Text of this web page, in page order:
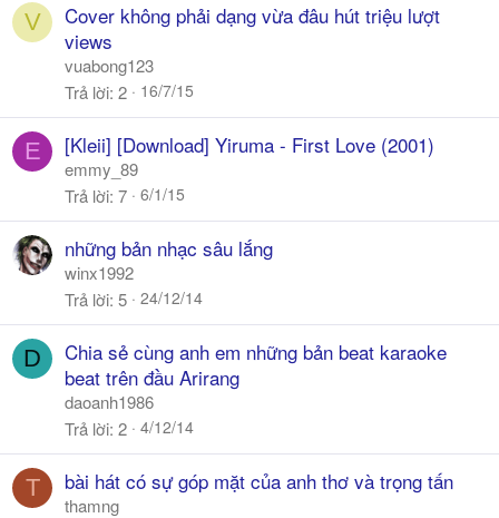
V
Cover không phải dạng vừa đâu hút triệu lượt
views
vuabong123
Trả lời 2 16/7/15
E [Kleii] [Download] Yiruma - First Love (2001)
emmy_89
Trả lời 7 6/1/15
những bản nhạc sâu lắng
winx1992
Trả lời 5 24/12/14
D
Chia sẻ cùng anh em những bản beat karaoke
beat trên đầu Arirang
daoanh1986
Trả lời 2 4/12/14
T bài hát có sự góp mặt của anh thơ và trọng tấn
thamng